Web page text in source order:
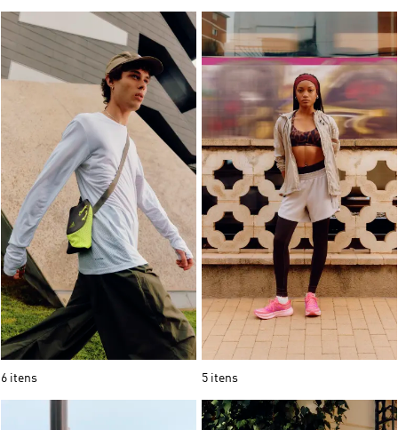
6 itens 5 itens